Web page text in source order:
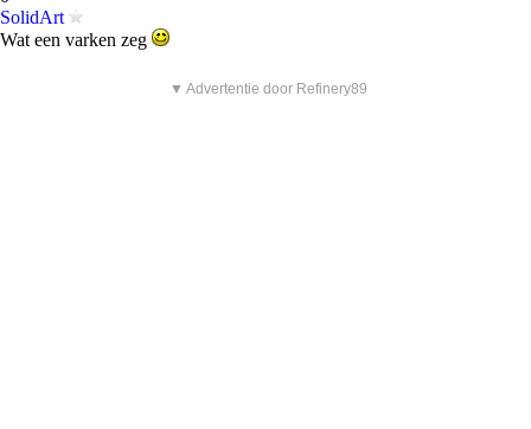
SolidArt
Wat een varken zeg
▼ Advertentie door Refinery89